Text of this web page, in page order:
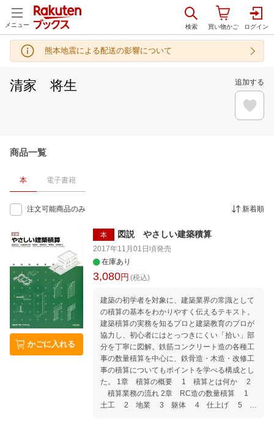
メニュー
熊本地震による配送の影響について
清家 将生 追加する
商品一覧
本 電子書籍
注文可能商品のみ 新着順
かごに入れる
本 図説 やさしい建築積算
2017年11月01日頃発売
在庫あり
3,080円 (税込)
建築の初学者を対象に、建築業界の常識として
の積算の基本をわかりやすく伝えるテキスト。
建築積算の実務を知るプロと建築教育のプロが
協力し、初心者にはとっつきにくい「拾い」部
分を丁寧に図解。鉄筋コンクリート造の各種工
事の数量積算を中心に、鉄骨造・木造・改修工
事の積算についてもポイントを学べる構成とし
た。 1章 積算の概要 1 積算とは何か 2
積算業務の流れ 2章 RC造の数量積算 1
土工 2 地業 3 躯体 4 仕上げ 5 開